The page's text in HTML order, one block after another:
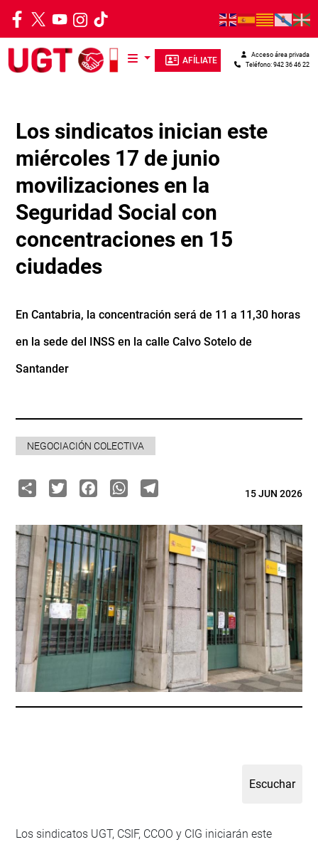
Pasar al contenido principal
AFÍLIATE Teléfono: 942 36 46 22
Acceso área privada
Los sindicatos inician este
miércoles 17 de junio
movilizaciones en la
Seguridad Social con
concentraciones en 15
ciudades
En Cantabria, la concentración será de 11 a 11,30 horas
en la sede del INSS en la calle Calvo Sotelo de
Santander
NEGOCIACIÓN COLECTIVA
ShareTwitterFacebook
WhatsApp
Telegram15 JUN 2026
Los sindicatos UGT, CSIF, CCOO y CIG iniciarán este